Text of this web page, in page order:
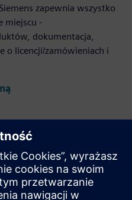
zapewnia wszystko
miejscu -
dokumentacja,
o licencji/zamówieniach i
Calibre
dokładną, wydajną,
układów